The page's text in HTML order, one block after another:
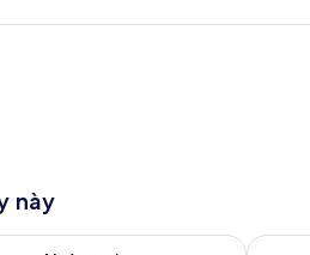
này
phòng ngày mai từ thg 8 9 -
Kiểm